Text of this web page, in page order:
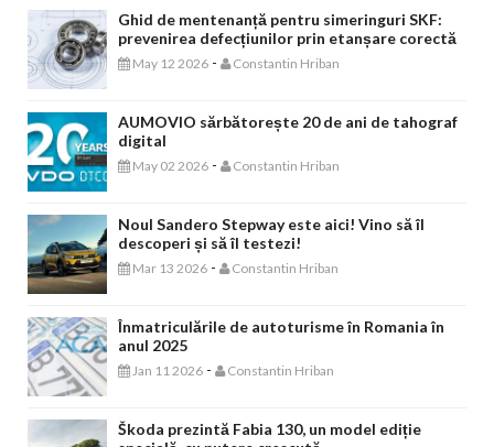
Ghid de mentenanță pentru simeringuri SKF:
prevenirea defecțiunilor prin etanșare corectă
May 12 2026 - Constantin Hriban
AUMOVIO sărbătorește 20 de ani de tahograf
digital
May 02 2026 - Constantin Hriban
Noul Sandero Stepway este aici! Vino să îl
descoperi și să îl testezi!
Mar 13 2026 - Constantin Hriban
Înmatriculările de autoturisme în Romania în
anul 2025
Jan 11 2026 - Constantin Hriban
Škoda prezintă Fabia 130, un model ediție